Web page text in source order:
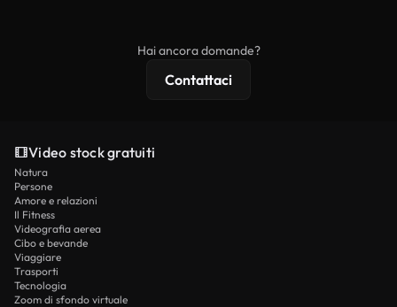
Hai ancora domande?
Contattaci
Video stock gratuiti
Natura
Persone
Amore e relazioni
Il Fitness
Videografia aerea
Cibo e bevande
Viaggiare
Trasporti
Tecnologia
Zoom di sfondo virtuale